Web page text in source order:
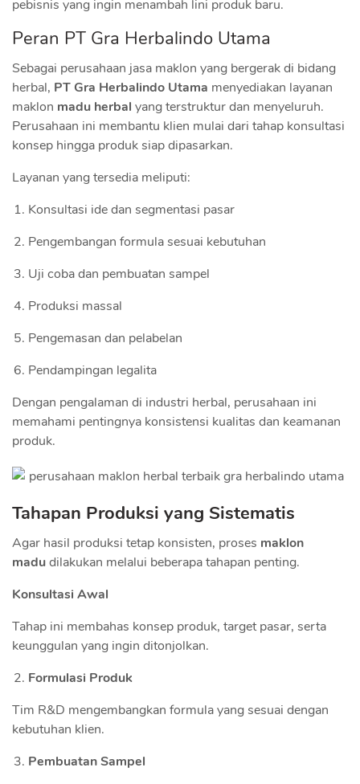
pebisnis yang ingin menambah lini produk baru.
Peran PT Gra Herbalindo Utama
Sebagai perusahaan jasa maklon yang bergerak di bidang
herbal, PT Gra Herbalindo Utama menyediakan layanan
maklon madu herbal yang terstruktur dan menyeluruh.
Perusahaan ini membantu klien mulai dari tahap konsultasi
konsep hingga produk siap dipasarkan.
Layanan yang tersedia meliputi:
Konsultasi ide dan segmentasi pasar
Pengembangan formula sesuai kebutuhan
Uji coba dan pembuatan sampel
Produksi massal
Pengemasan dan pelabelan
Pendampingan legalita
Dengan pengalaman di industri herbal, perusahaan ini
memahami pentingnya konsistensi kualitas dan keamanan
produk.
Tahapan Produksi yang Sistematis
Agar hasil produksi tetap konsisten, proses maklon
madudilakukan melalui beberapa tahapan penting.
Konsultasi Awal
Tahap ini membahas konsep produk, target pasar, serta
keunggulan yang ingin ditonjolkan.
Formulasi Produk
Tim R&D mengembangkan formula yang sesuai dengan
kebutuhan klien.
Pembuatan Sampel